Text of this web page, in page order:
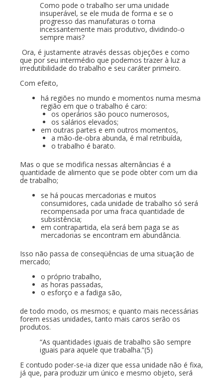
Como pode o trabalho ser uma unidade
insuperável, se ele muda de forma e se o
progresso das manufaturas o torna
incessantemente mais produtivo, dividindo-o
sempre mais?
Ora, é justamente através dessas objeções e como
que por seu intermédio que podemos trazer à luz a
irredutibilidade do trabalho e seu caráter primeiro.
Com efeito,
há regiões no mundo e momentos numa mesma
região em que o trabalho é caro:
os operários são pouco numerosos,
os salários elevados;
em outras partes e em outros momentos,
a mão-de-obra abunda, é mal retribuída,
o trabalho é barato.
Mas o que se modifica nessas alternâncias é a
quantidade de alimento que se pode obter com um dia
de trabalho;
se há poucas mercadorias e muitos
consumidores, cada unidade de trabalho só será
recompensada por uma fraca quantidade de
subsistência;
em contrapartida, ela será bem paga se as
mercadorias se encontram em abundância.
Isso não passa de conseqüências de uma situação de
mercado;
o próprio trabalho,
as horas passadas,
o esforço e a fadiga são,
de todo modo, os mesmos; e quanto mais necessárias
forem essas unidades, tanto mais caros serão os
produtos.
“As quantidades iguais de trabalho são sempre
iguais para aquele que trabalha.”(5)
E contudo poder-se-ia dizer que essa unidade não é fixa,
já que, para produzir um único e mesmo objeto, será